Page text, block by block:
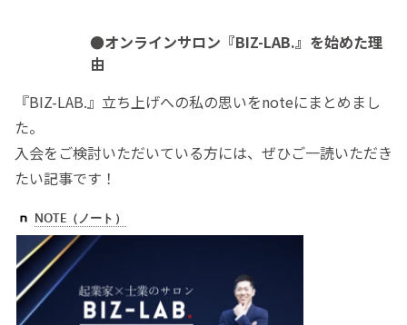
●オンラインサロン『BIZ-LAB.』を始めた理
由
『BIZ-LAB.』立ち上げへの私の思いをnoteにまとめまし
た。
入会をご検討いただいている方には、ぜひご一読いただき
たい記事です！